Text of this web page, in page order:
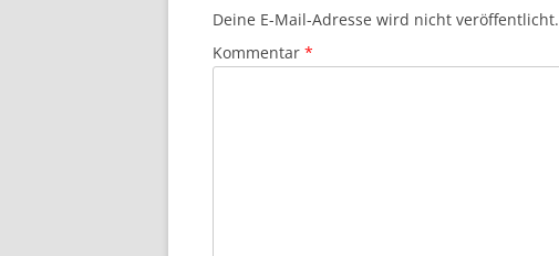
Deine E-Mail-Adresse wird nicht veröffentlicht.
Kommentar *